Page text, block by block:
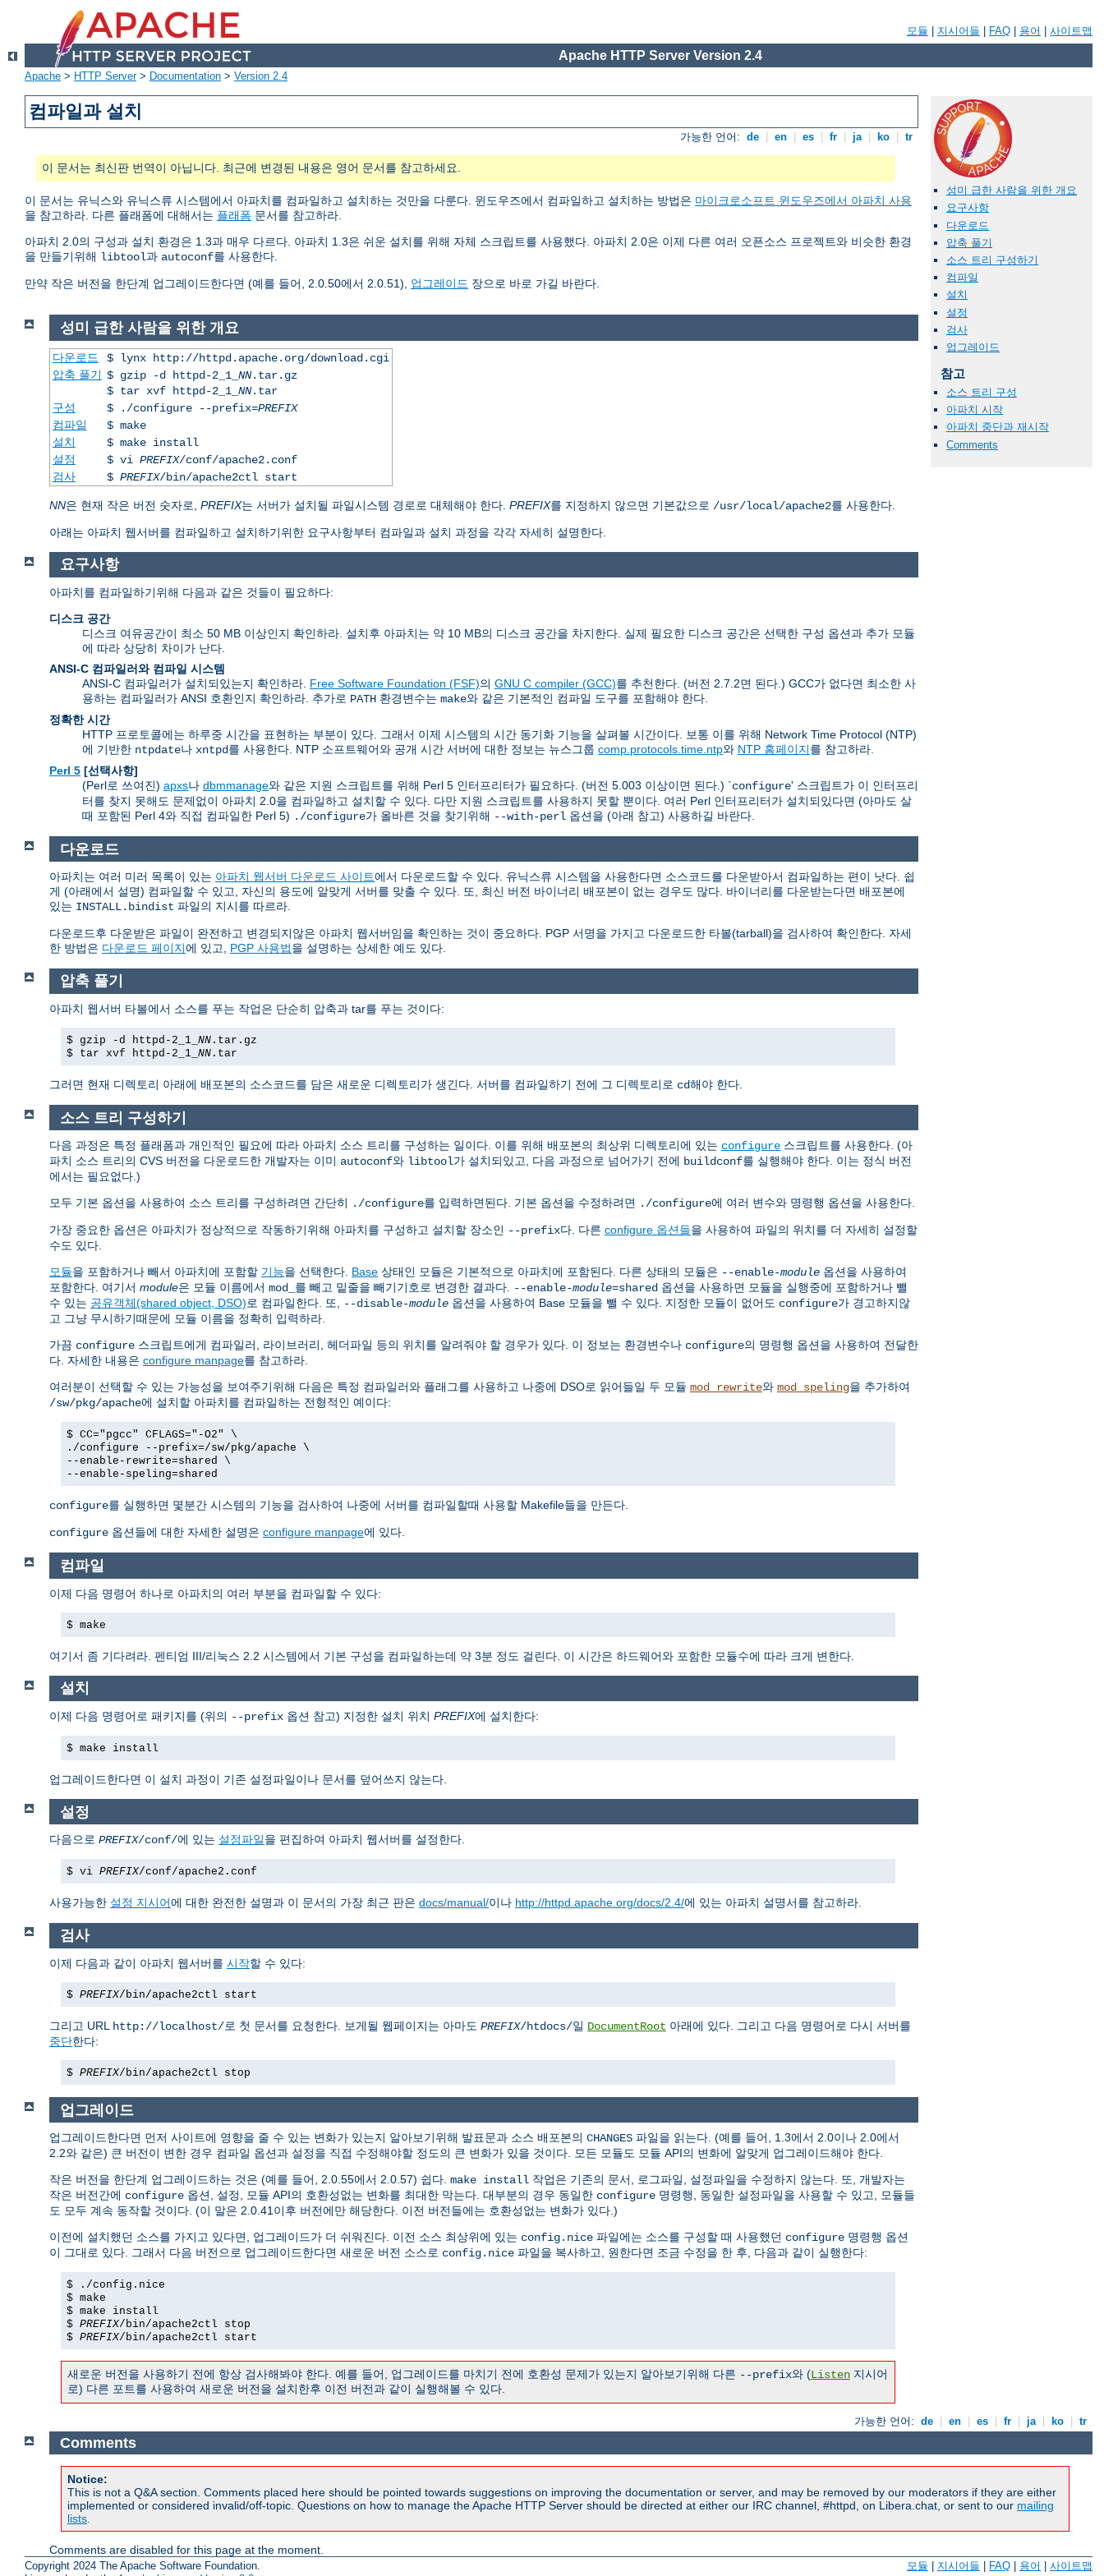
모듈 지시어들 FAQ 용어 사이트맵
Apache HTTP Server Version 2.4
Apache > HTTP Server> Documentation > Version 2.4
컴파일과 설치
가능한 언어: de en es fr ja ko tr
이 문서는 최신판 번역이 아닙니다. 최근에 변경된 내용은 영어 문서를 참고하세요.
이 문서는 유닉스와 유닉스류 시스템에서 아파치를 컴파일하고 설치하는 것만을 다룬다. 윈도우즈에서 컴파일하고 설치하는 방법은 마이크로소프트 윈도우즈에서 아파치 사용
을 참고하라. 다른 플래폼에 대해서는 플래폼 문서를 참고하라.
아파치 2.0의 구성과 설치 환경은 1.3과 매우 다르다. 아파치 1.3은 쉬운 설치를 위해 자체 스크립트를 사용했다. 아파치 2.0은 이제 다른 여러 오픈소스 프로젝트와 비슷한 환경
을 만들기위해 libtool과 autoconf를 사용한다.
만약 작은 버전을 한단계 업그레이드한다면 (예를 들어, 2.0.50에서 2.0.51), 업그레이드 장으로 바로 가길 바란다.
성미 급한 사람을 위한 개요
요구사항
다운로드
압축 풀기
소스 트리 구성하기
컴파일
설치
설정
검사
업그레이드
참고
소스 트리 구성
아파치 시작
아파치 중단과 재시작
Comments
성미 급한 사람을 위한 개요
다운로드
$ lynx http://httpd.apache.org/download.cgi
압축 풀기 $ gzip -d httpd-2_1_ NN.tar.gz
$ tar xvf httpd-2_1_ NN.tar
구성
$ ./configure --prefix=PREFIX
컴파일
$ make
설치
$ make install
설정
$ vi PREFIX/conf/apache2.conf
검사
$ PREFIX/bin/apache2ctl start
NN은 현재 작은 버전 숫자로, PREFIX는 서버가 설치될 파일시스템 경로로 대체해야 한다. PREFIX를 지정하지 않으면 기본값으로 /usr/local/apache2를 사용한다.
아래는 아파치 웹서버를 컴파일하고 설치하기위한 요구사항부터 컴파일과 설치 과정을 각각 자세히 설명한다.
요구사항
아파치를 컴파일하기위해 다음과 같은 것들이 필요하다:
디스크 공간
디스크 여유공간이 최소 50 MB 이상인지 확인하라. 설치후 아파치는 약 10 MB의 디스크 공간을 차지한다. 실제 필요한 디스크 공간은 선택한 구성 옵션과 추가 모듈
에 따라 상당히 차이가 난다.
ANSI-C 컴파일러와 컴파일 시스템
ANSI-C 컴파일러가 설치되있는지 확인하라. Free Software Foundation (FSF)의 GNU C compiler (GCC)를 추천한다. (버전 2.7.2면 된다.) GCC가 없다면 최소한 사
용하는 컴파일러가 ANSI 호환인지 확인하라. 추가로 PATH 환경변수는 make와 같은 기본적인 컴파일 도구를 포함해야 한다.
정확한 시간
HTTP 프로토콜에는 하루중 시간을 표현하는 부분이 있다. 그래서 이제 시스템의 시간 동기화 기능을 살펴볼 시간이다. 보통 이를 위해 Network Time Protocol (NTP)
에 기반한 ntpdate나 xntpd를 사용한다. NTP 소프트웨어와 공개 시간 서버에 대한 정보는 뉴스그룹 comp.protocols.time.ntp와 NTP 홈페이지를 참고하라.
Perl 5 [선택사항]
(Perl로 쓰여진) apxs나 dbmmanage와 같은 지원 스크립트를 위해 Perl 5 인터프리터가 필요하다. (버전 5.003 이상이면 된다.) `configure' 스크립트가 이 인터프리
터를 찾지 못해도 문제없이 아파치 2.0을 컴파일하고 설치할 수 있다. 다만 지원 스크립트를 사용하지 못할 뿐이다. 여러 Perl 인터프리터가 설치되있다면 (아마도 살
때 포함된 Perl 4와 직접 컴파일한 Perl 5) ./configure가 올바른 것을 찾기위해 --with-perl 옵션을 (아래 참고) 사용하길 바란다.
다운로드
아파치는 여러 미러 목록이 있는 아파치 웹서버 다운로드 사이트에서 다운로드할 수 있다. 유닉스류 시스템을 사용한다면 소스코드를 다운받아서 컴파일하는 편이 낫다. 쉽
게 (아래에서 설명) 컴파일할 수 있고, 자신의 용도에 알맞게 서버를 맞출 수 있다. 또, 최신 버전 바이너리 배포본이 없는 경우도 많다. 바이너리를 다운받는다면 배포본에
있는 INSTALL.bindist 파일의 지시를 따르라.
다운로드후 다운받은 파일이 완전하고 변경되지않은 아파치 웹서버임을 확인하는 것이 중요하다. PGP 서명을 가지고 다운로드한 타볼(tarball)을 검사하여 확인한다. 자세
한 방법은 다운로드 페이지에 있고, PGP 사용법을 설명하는 상세한 예도 있다.
압축 풀기
아파치 웹서버 타볼에서 소스를 푸는 작업은 단순히 압축과 tar를 푸는 것이다:
$ gzip -d httpd-2_1_ NN .tar.gz
$ tar xvf httpd-2_1_ NN .tar
그러면 현재 디렉토리 아래에 배포본의 소스코드를 담은 새로운 디렉토리가 생긴다. 서버를 컴파일하기 전에 그 디렉토리로 cd해야 한다.
소스 트리 구성하기
다음 과정은 특정 플래폼과 개인적인 필요에 따라 아파치 소스 트리를 구성하는 일이다. 이를 위해 배포본의 최상위 디렉토리에 있는 configure 스크립트를 사용한다. (아
파치 소스 트리의 CVS 버전을 다운로드한 개발자는 이미 autoconf와 libtool가 설치되있고, 다음 과정으로 넘어가기 전에 buildconf를 실행해야 한다. 이는 정식 버전
에서는 필요없다.)
모두 기본 옵션을 사용하여 소스 트리를 구성하려면 간단히 ./configure를 입력하면된다. 기본 옵션을 수정하려면 ./configure에 여러 변수와 명령행 옵션을 사용한다.
가장 중요한 옵션은 아파치가 정상적으로 작동하기위해 아파치를 구성하고 설치할 장소인 --prefix다. 다른 configure 옵션들을 사용하여 파일의 위치를 더 자세히 설정할
수도 있다.
모듈을 포함하거나 빼서 아파치에 포함할 기능을 선택한다. Base 상태인 모듈은 기본적으로 아파치에 포함된다. 다른 상태의 모듈은 --enable-module 옵션을 사용하여
포함한다. 여기서 module은 모듈 이름에서 mod_ 를 빼고 밑줄을 빼기기호로 변경한 결과다. --enable-module=shared 옵션을 사용하면 모듈을 실행중에 포함하거나 뺄
수 있는 공유객체(shared object, DSO)로 컴파일한다. 또, --disable-module 옵션을 사용하여 Base 모듈을 뺄 수 있다. 지정한 모듈이 없어도 configure가 경고하지않
고 그냥 무시하기때문에 모듈 이름을 정확히 입력하라.
가끔 configure 스크립트에게 컴파일러, 라이브러리, 헤더파일 등의 위치를 알려줘야 할 경우가 있다. 이 정보는 환경변수나 configure의 명령행 옵션을 사용하여 전달한
다. 자세한 내용은 configure manpage를 참고하라.
여러분이 선택할 수 있는 가능성을 보여주기위해 다음은 특정 컴파일러와 플래그를 사용하고 나중에 DSO로 읽어들일 두 모듈 mod_rewrite와 mod_speling을 추가하여
/sw/pkg/apache에 설치할 아파치를 컴파일하는 전형적인 예이다:
$ CC="pgcc" CFLAGS="-O2" \
./configure --prefix=/sw/pkg/apache \
--enable-rewrite=shared \
--enable-speling=shared
configure를 실행하면 몇분간 시스템의 기능을 검사하여 나중에 서버를 컴파일할때 사용할 Makefile들을 만든다.
configure 옵션들에 대한 자세한 설명은 configure manpage에 있다.
컴파일
이제 다음 명령어 하나로 아파치의 여러 부분을 컴파일할 수 있다:
$ make
여기서 좀 기다려라. 펜티엄 III/리눅스 2.2 시스템에서 기본 구성을 컴파일하는데 약 3분 정도 걸린다. 이 시간은 하드웨어와 포함한 모듈수에 따라 크게 변한다.
설치
이제 다음 명령어로 패키지를 (위의 --prefix 옵션 참고) 지정한 설치 위치 PREFIX에 설치한다:
$ make install
업그레이드한다면 이 설치 과정이 기존 설정파일이나 문서를 덮어쓰지 않는다.
설정
다음으로 PREFIX/conf/에 있는 설정파일을 편집하여 아파치 웹서버를 설정한다.
$ vi PREFIX/conf/apache2.conf
사용가능한 설정 지시어에 대한 완전한 설명과 이 문서의 가장 최근 판은 docs/manual/이나 http://httpd.apache.org/docs/2.4/에 있는 아파치 설명서를 참고하라.
검사
이제 다음과 같이 아파치 웹서버를 시작할 수 있다:
$ PREFIX/bin/apache2ctl start
그리고 URL http://localhost/로 첫 문서를 요청한다. 보게될 웹페이지는 아마도 PREFIX/htdocs/일 DocumentRoot 아래에 있다. 그리고 다음 명령어로 다시 서버를
중단한다:
$ PREFIX/bin/apache2ctl stop
업그레이드
업그레이드한다면 먼저 사이트에 영향을 줄 수 있는 변화가 있는지 알아보기위해 발표문과 소스 배포본의 CHANGES 파일을 읽는다. (예를 들어, 1.3에서 2.0이나 2.0에서
2.2와 같은) 큰 버전이 변한 경우 컴파일 옵션과 설정을 직접 수정해야할 정도의 큰 변화가 있을 것이다. 모든 모듈도 모듈 API의 변화에 알맞게 업그레이드해야 한다.
작은 버전을 한단계 업그레이드하는 것은 (예를 들어, 2.0.55에서 2.0.57) 쉽다. make install 작업은 기존의 문서, 로그파일, 설정파일을 수정하지 않는다. 또, 개발자는
작은 버전간에 configure 옵션, 설정, 모듈 API의 호환성없는 변화를 최대한 막는다. 대부분의 경우 동일한 configure 명령행, 동일한 설정파일을 사용할 수 있고, 모듈들
도 모두 계속 동작할 것이다. (이 말은 2.0.41이후 버전에만 해당한다. 이전 버전들에는 호환성없는 변화가 있다.)
이전에 설치했던 소스를 가지고 있다면, 업그레이드가 더 쉬워진다. 이전 소스 최상위에 있는 config.nice 파일에는 소스를 구성할 때 사용했던 configure 명령행 옵션
이 그대로 있다. 그래서 다음 버전으로 업그레이드한다면 새로운 버전 소스로 config.nice 파일을 복사하고, 원한다면 조금 수정을 한 후, 다음과 같이 실행한다:
$ ./config.nice
$ make
$ make install
$ PREFIX/bin/apache2ctl stop
$ PREFIX/bin/apache2ctl start
새로운 버전을 사용하기 전에 항상 검사해봐야 한다. 예를 들어, 업그레이드를 마치기 전에 호환성 문제가 있는지 알아보기위해 다른 --prefix와 (Listen 지시어
로) 다른 포트를 사용하여 새로운 버전을 설치한후 이전 버전과 같이 실행해볼 수 있다.
가능한 언어: de en es fr ja ko tr
Comments
Notice:
This is not a Q&A section. Comments placed here should be pointed towards suggestions on improving the documentation or server, and may be removed by our moderators if they are either
implemented or considered invalid/off-topic. Questions on how to manage the Apache HTTP Server should be directed at either our IRC channel, #httpd, on Libera.chat, or sent to our mailing
lists.
Comments are disabled for this page at the moment.
Copyright 2024 The Apache Software Foundation.
모듈 지시어들 FAQ 용어 사이트맵